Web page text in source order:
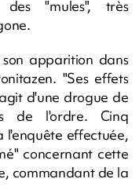
"mules", très
apparition dans
"Ses effets
d'une drogue de
de l'ordre. Cinq
l'enquête effectuée,
concernant cette
commandant de la